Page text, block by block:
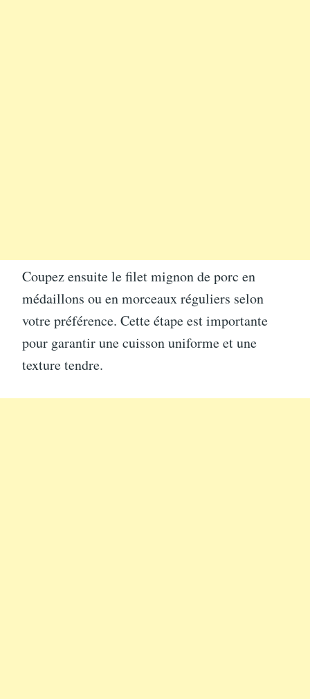
Coupez ensuite le filet mignon de porc en
médaillons ou en morceaux réguliers selon
votre préférence. Cette étape est importante
pour garantir une cuisson uniforme et une
texture tendre.